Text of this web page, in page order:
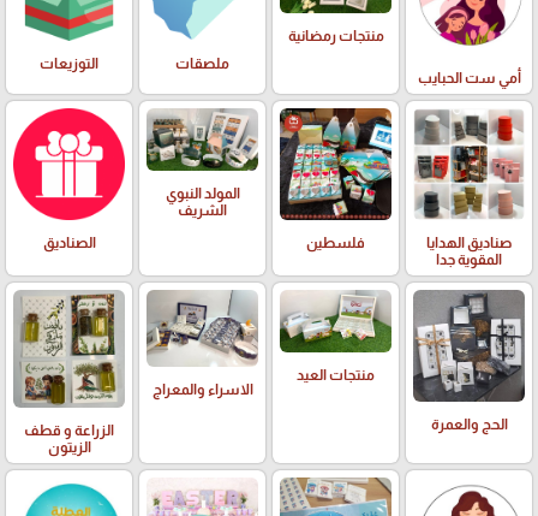
أمي ست الحبايب
منتجات رمضانية
ملصقات
التوزيعات
صناديق الهدايا
المقوية جدا
فلسطين
المولد النبوي
الشريف
الصناديق
الحج والعمرة
منتجات العيد
الاسراء والمعراج
الزراعة و قطف
الزيتون